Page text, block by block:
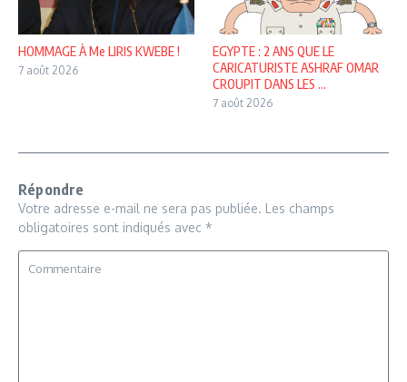
HOMMAGE À Me LIRIS KWEBE !
7 août 2026
EGYPTE : 2 ANS QUE LE
CARICATURISTE ASHRAF OMAR
CROUPIT DANS LES ...
7 août 2026
Répondre
Votre adresse e-mail ne sera pas publiée. Les champs
obligatoires sont indiqués avec *